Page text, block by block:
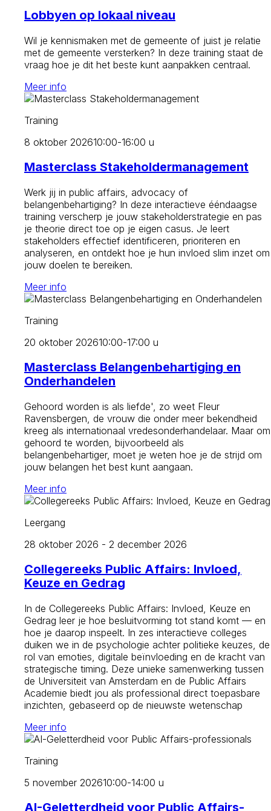
Lobbyen op lokaal niveau
Wil je kennismaken met de gemeente of juist je relatie
met de gemeente versterken? In deze training staat de
vraag hoe je dit het beste kunt aanpakken centraal.
Meer info
Training
8 oktober 202610:00-16:00 u
Masterclass Stakeholdermanagement
Werk jij in public affairs, advocacy of
belangenbehartiging? In deze interactieve ééndaagse
training verscherp je jouw stakeholderstrategie en pas
je theorie direct toe op je eigen casus. Je leert
stakeholders effectief identificeren, prioriteren en
analyseren, en ontdekt hoe je hun invloed slim inzet om
jouw doelen te bereiken.
Meer info
Training
20 oktober 202610:00-17:00 u
Masterclass Belangenbehartiging en
Onderhandelen
Gehoord worden is als liefde', zo weet Fleur
Ravensbergen, de vrouw die onder meer bekendheid
kreeg als internationaal vredesonderhandelaar. Maar om
gehoord te worden, bijvoorbeeld als
belangenbehartiger, moet je weten hoe je de strijd om
jouw belangen het best kunt aangaan.
Meer info
Leergang
28 oktober 2026 - 2 december 2026
Collegereeks Public Affairs: Invloed,
Keuze en Gedrag
In de Collegereeks Public Affairs: Invloed, Keuze en
Gedrag leer je hoe besluitvorming tot stand komt — en
hoe je daarop inspeelt. In zes interactieve colleges
duiken we in de psychologie achter politieke keuzes, de
rol van emoties, digitale beïnvloeding en de kracht van
strategische timing. Deze unieke samenwerking tussen
de Universiteit van Amsterdam en de Public Affairs
Academie biedt jou als professional direct toepasbare
inzichten, gebaseerd op de nieuwste wetenschap
Meer info
Training
5 november 202610:00-14:00 u
AI-Geletterdheid voor Public Affairs-